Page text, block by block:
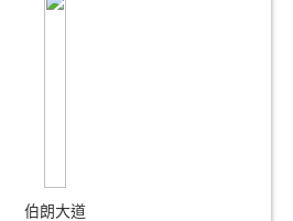
伯朗大道